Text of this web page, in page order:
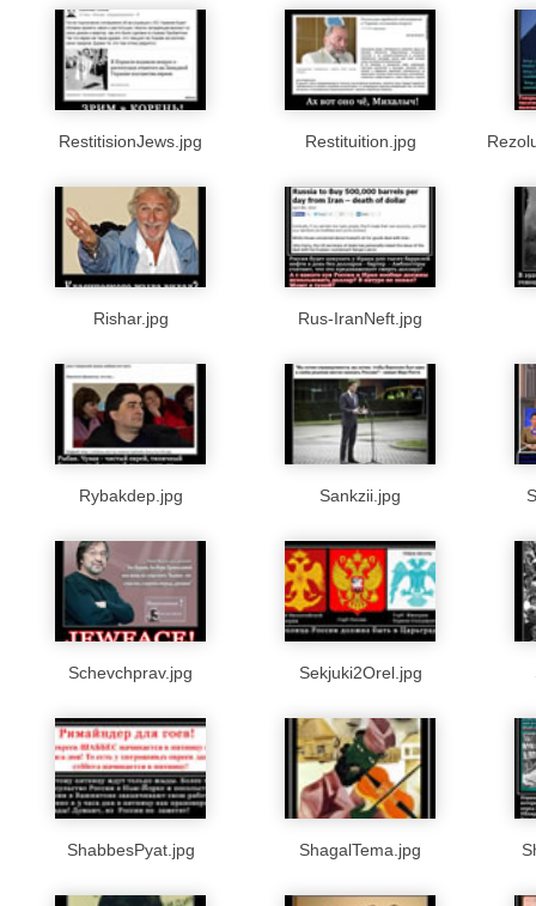
RestitisionJews.jpg Restituition.jpg
Rishar.jpg Rus-IranNeft.jpg
Rybakdep.jpg Sankzii.jpg
Schevchprav.jpg Sekjuki2Orel.jpg
ShabbesPyat.jpg ShagalTema.jpg